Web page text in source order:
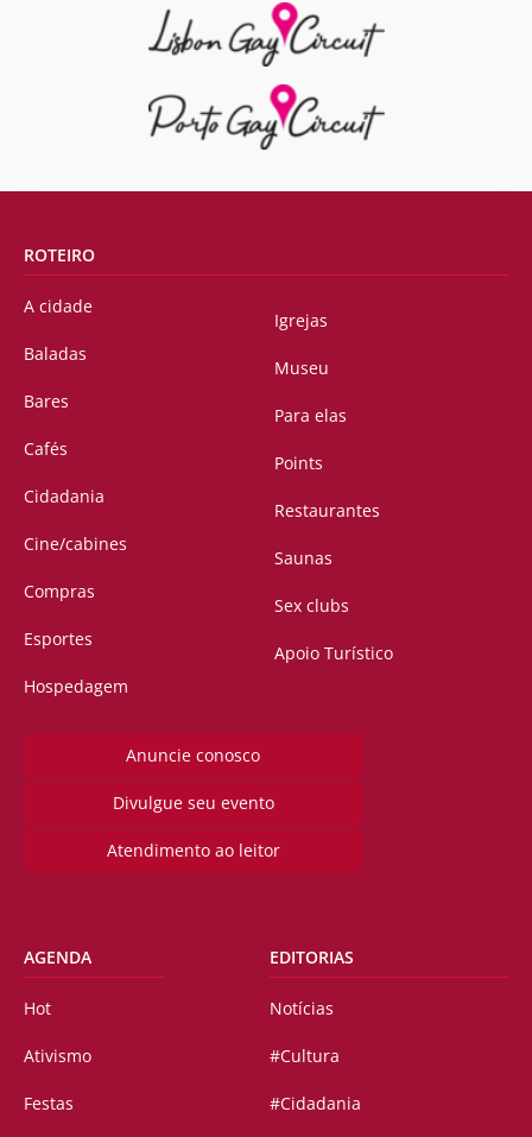
ROTEIRO
A cidade
Baladas
Bares
Cafés
Cidadania
Cine/cabines
Compras
Esportes
Hospedagem
Igrejas
Museu
Para elas
Points
Restaurantes
Saunas
Sex clubs
Apoio Turístico
Anuncie conosco
Divulgue seu evento
Atendimento ao leitor
AGENDA
Hot
Ativismo
Festas
EDITORIAS
Notícias
#Cultura
#Cidadania